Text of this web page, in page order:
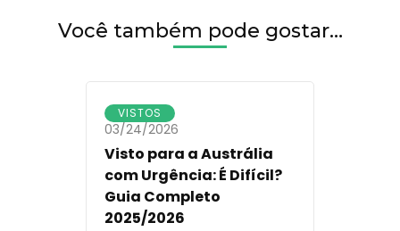
Você também pode gostar…
VISTOS
03/24/2026
Visto para a Austrália
com Urgência: É Difícil?
Guia Completo
2025/2026